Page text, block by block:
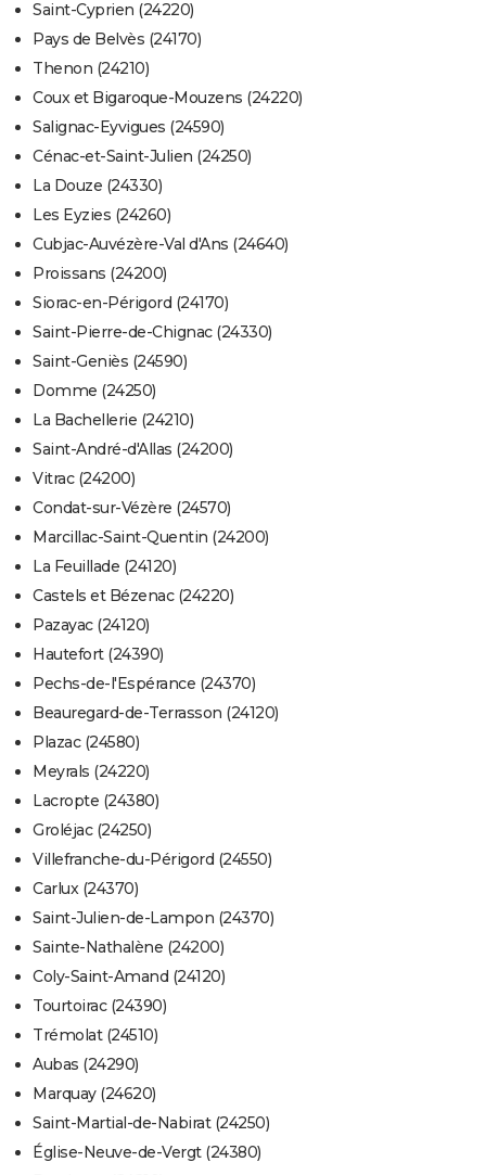
Saint-Cyprien (24220)
Pays de Belvès (24170)
Thenon (24210)
Coux et Bigaroque-Mouzens (24220)
Salignac-Eyvigues (24590)
Cénac-et-Saint-Julien (24250)
La Douze (24330)
Les Eyzies (24260)
Cubjac-Auvézère-Val d'Ans (24640)
Proissans (24200)
Siorac-en-Périgord (24170)
Saint-Pierre-de-Chignac (24330)
Saint-Geniès (24590)
Domme (24250)
La Bachellerie (24210)
Saint-André-d'Allas (24200)
Vitrac (24200)
Condat-sur-Vézère (24570)
Marcillac-Saint-Quentin (24200)
La Feuillade (24120)
Castels et Bézenac (24220)
Pazayac (24120)
Hautefort (24390)
Pechs-de-l'Espérance (24370)
Beauregard-de-Terrasson (24120)
Plazac (24580)
Meyrals (24220)
Lacropte (24380)
Groléjac (24250)
Villefranche-du-Périgord (24550)
Carlux (24370)
Saint-Julien-de-Lampon (24370)
Sainte-Nathalène (24200)
Coly-Saint-Amand (24120)
Tourtoirac (24390)
Trémolat (24510)
Aubas (24290)
Marquay (24620)
Saint-Martial-de-Nabirat (24250)
Église-Neuve-de-Vergt (24380)